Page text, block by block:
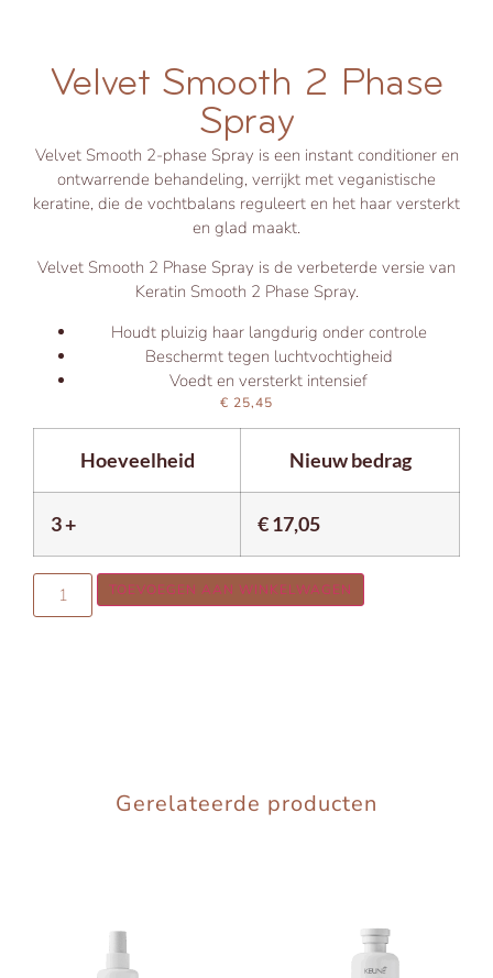
Velvet Smooth 2 Phase
Spray
Velvet Smooth 2-phase Spray is een instant conditioner en
ontwarrende behandeling, verrijkt met veganistische
keratine, die de vochtbalans reguleert en het haar versterkt
en glad maakt.
Velvet Smooth 2 Phase Spray is de verbeterde versie van
Keratin Smooth 2 Phase Spray.
Houdt pluizig haar langdurig onder controle
Beschermt tegen luchtvochtigheid
Voedt en versterkt intensief
€ 25,45
Hoeveelheid Nieuw bedrag
3 + €17,05
TOEVOEGEN AAN WINKELWAGEN
Gerelateerde producten